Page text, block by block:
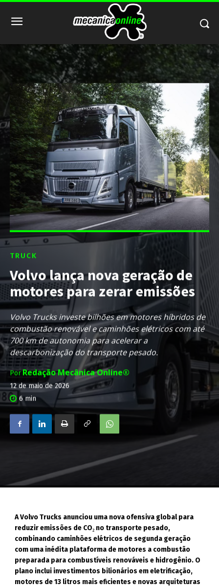
TRUCK
Volvo lança nova geração de
motores para zerar emissões
Volvo Trucks investe bilhões em motores híbridos de
combustão renovável e caminhões elétricos com até
700 km de autonomia para acelerar a
descarbonização do transporte pesado.
PorRedação Mecânica Online®
12 de maio de 2026
6 min
A Volvo Trucks anunciou uma nova ofensiva global para
reduzir emissões de CO₂ no transporte pesado,
combinando caminhões elétricos de segunda geração
com uma inédita plataforma de motores a combustão
preparada para combustíveis renováveis e hidrogênio. O
plano inclui investimentos bilionários em eletrificação,
motores de 13 litros mais eficientes e novas arquiteturas